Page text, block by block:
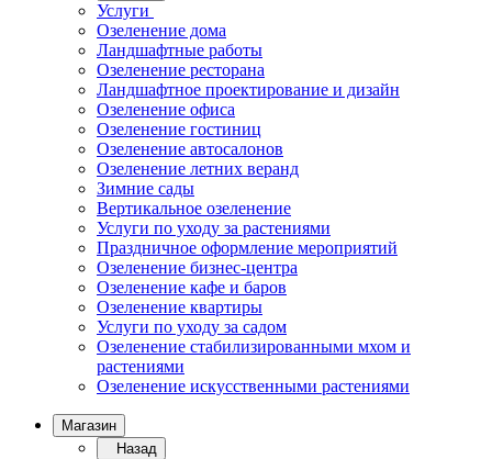
Услуги
Озеленение дома
Ландшафтные работы
Озеленение ресторана
Ландшафтное проектирование и дизайн
Озеленение офиса
Озеленение гостиниц
Озеленение автосалонов
Озеленение летних веранд
Зимние сады
Вертикальное озеленение
Услуги по уходу за растениями
Праздничное оформление мероприятий
Озеленение бизнес-центра
Озеленение кафе и баров
Озеленение квартиры
Услуги по уходу за садом
Озеленение стабилизированными мхом и
растениями
Озеленение искусственными растениями
Магазин
Назад